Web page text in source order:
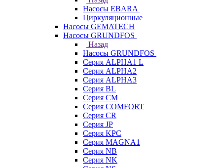
Насосы EBARA
Циркуляционные
Насосы GEMATECH
Насосы GRUNDFOS
Назад
Насосы GRUNDFOS
Серия ALPHA1 L
Серия ALPHA2
Серия ALPHA3
Серия BL
Серия CM
Серия COMFORT
Серия CR
Серия JP
Серия KPC
Серия MAGNA1
Серия NB
Серия NK